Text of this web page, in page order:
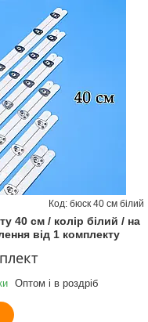
40 см / колір білий / на
від 1 комплекту
бюск 40 см білий
Оптом і в роздріб